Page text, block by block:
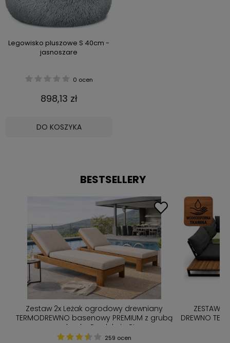
Legowisko pluszowe S 40cm -
jasnoszare
0 ocen
898,13 zł
DO KOSZYKA
BESTSELLERY
ZESTAW MEBLI OGRODOWYCH PREMIUM
DREWNO TERMO U + STOLIK + PODUSZKI / SOFA
NA TARAS / Narożnik U
149 ocen
4